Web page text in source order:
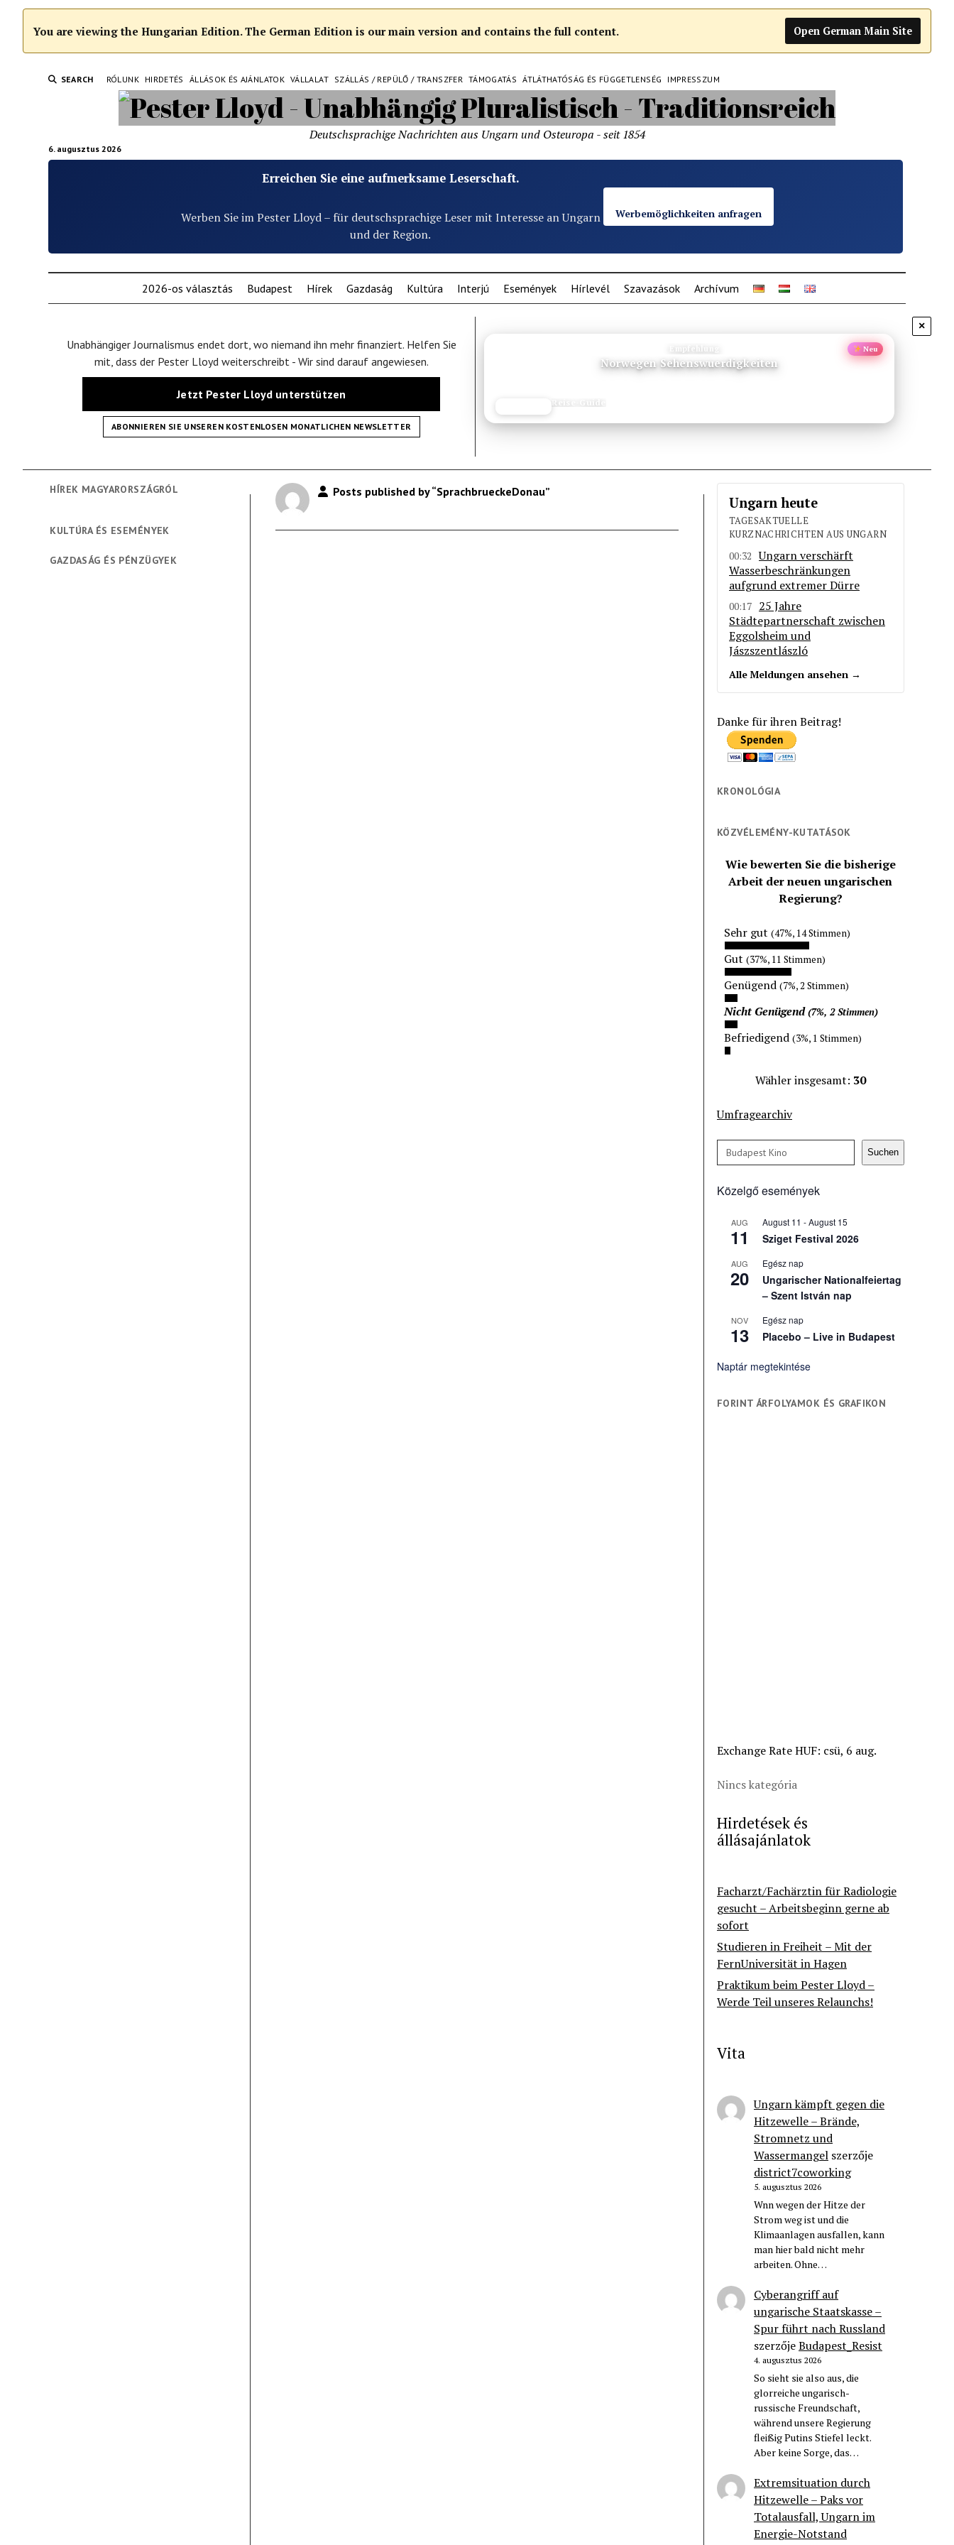
You are viewing the Hungarian Edition. The German Edition is our main version and contains the full content. Open German Main Site
SEARCH RÓLUNK HIRDETÉS ÁLLÁSOK ÉS AJÁNLATOK VÁLLALAT SZÁLLÁS / REPÜLŐ / TRANSZFER TÁMOGATÁS ÁTLÁTHATÓSÁG ÉS FÜGGETLENSÉG IMPRESSZUM
6. augusztus 2026
Deutschsprachige Nachrichten aus Ungarn und Osteuropa - seit 1854
Erreichen Sie eine aufmerksame Leserschaft.
Werben Sie im Pester Lloyd – für deutschsprachige Leser mit Interesse an Ungarn
und der Region.
Werbemöglichkeiten anfragen
2026-os választás Budapest Hírek Gazdaság Kultúra Interjú Események Hírlevél Szavazások Archívum
×
Unabhängiger Journalismus endet dort, wo niemand ihn mehr finanziert. Helfen Sie
mit, dass der Pester Lloyd weiterschreibt - Wir sind darauf angewiesen.
Jetzt Pester Lloyd unterstützen
ABONNIEREN SIE UNSEREN KOSTENLOSEN MONATLICHEN NEWSLETTER
Empfehlung Neu
Norwegen Sehenswuerdigkeiten
Reise-Guide
HÍREK MAGYARORSZÁGRÓL
KULTÚRA ÉS ESEMÉNYEK
GAZDASÁG ÉS PÉNZÜGYEK
Posts published by “SprachbrueckeDonau”
Ungarn heute
TAGESAKTUELLE
KURZNACHRICHTEN AUS UNGARN
00:32
Ungarn verschärft
Wasserbeschränkungen
aufgrund extremer Dürre
00:17
25 Jahre
Städtepartnerschaft zwischen
Eggolsheim und
Jászszentlászló
Alle Meldungen ansehen →
Danke für ihren Beitrag!
KRONOLÓGIA
KÖZVÉLEMÉNY-KUTATÁSOK
Wie bewerten Sie die bisherige
Arbeit der neuen ungarischen
Regierung?
Sehr gut(47%, 14 Stimmen)
Gut(37%, 11 Stimmen)
Genügend(7%, 2 Stimmen)
Nicht Genügend(7%, 2 Stimmen)
Befriedigend(3%, 1 Stimmen)
Wähler insgesamt: 30
Umfragearchiv
Keresés Suchen
Közelgő események
AUG
11
August 11 -August 15
Sziget Festival 2026
AUG
20
Egész nap
Ungarischer Nationalfeiertag
– Szent István nap
NOV
13
Egész nap
Placebo – Live in Budapest
Naptár megtekintése
FORINT ÁRFOLYAMOK ÉS GRAFIKON
Exchange RateHUF: csü, 6 aug.
Nincs kategória
Hirdetések és
állásajánlatok
Facharzt/Fachärztin für Radiologie
gesucht – Arbeitsbeginn gerne ab
sofort
Studieren in Freiheit – Mit der
FernUniversität in Hagen
Praktikum beim Pester Lloyd –
Werde Teil unseres Relaunchs!
Vita
Ungarn kämpft gegen die
Hitzewelle – Brände,
Stromnetz und
Wassermangel szerzője
district7coworking
5. augusztus 2026
Wnn wegen der Hitze der
Strom weg ist und die
Klimaanlagen ausfallen, kann
man hier bald nicht mehr
arbeiten. Ohne…
Cyberangriff auf
ungarische Staatskasse –
Spur führt nach Russland
szerzőjeBudapest_Resist
4. augusztus 2026
So sieht sie also aus, die
glorreiche ungarisch-
russische Freundschaft,
während unsere Regierung
fleißig Putins Stiefel leckt.
Aber keine Sorge, das…
Extremsituation durch
Hitzewelle – Paks vor
Totalausfall, Ungarn im
Energie-Notstand